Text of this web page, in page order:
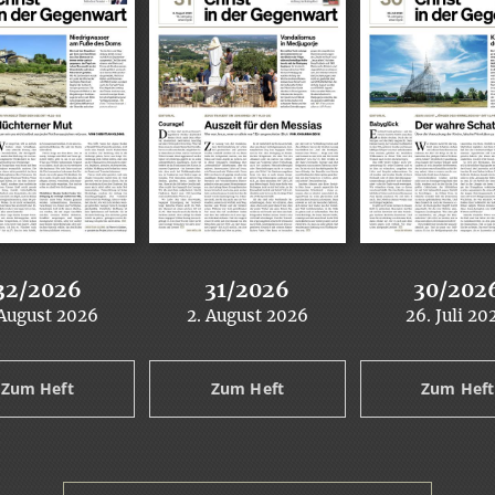
2026
: 2026
Zum Heft
31/2026
:
2. August 2026
Zum Heft
30/
:
26. Juli
Zum Heft